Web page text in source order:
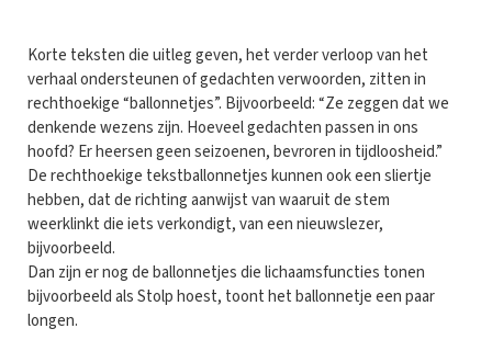
Korte teksten die uitleg geven, het verder verloop van het
verhaal ondersteunen of gedachten verwoorden, zitten in
rechthoekige “ballonnetjes”. Bijvoorbeeld: “Ze zeggen dat we
denkende wezens zijn. Hoeveel gedachten passen in ons
hoofd? Er heersen geen seizoenen, bevroren in tijdloosheid.”
De rechthoekige tekstballonnetjes kunnen ook een sliertje
hebben, dat de richting aanwijst van waaruit de stem
weerklinkt die iets verkondigt, van een nieuwslezer,
bijvoorbeeld.
Dan zijn er nog de ballonnetjes die lichaamsfuncties tonen
bijvoorbeeld als Stolp hoest, toont het ballonnetje een paar
longen.